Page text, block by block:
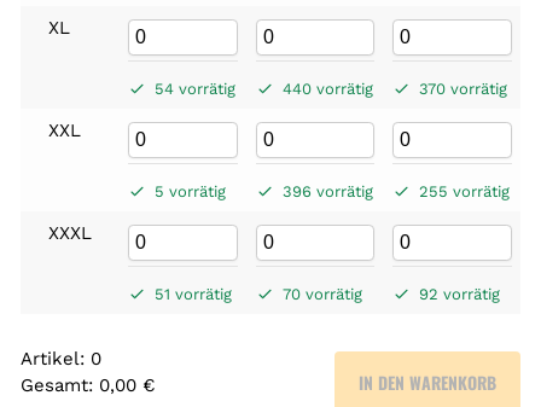
XL
54 vorrätig 440 vorrätig 370 vorrätig
XXL
5 vorrätig 396 vorrätig 255 vorrätig
XXXL
51 vorrätig 70 vorrätig 92 vorrätig
Artikel: 0
Gesamt: 0,00 €
IN DEN WARENKORB